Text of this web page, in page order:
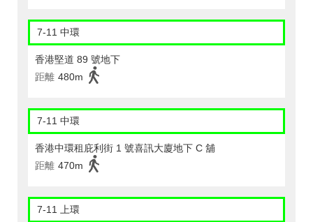
7-11 中環
香港堅道 89 號地下
距離 480m
7-11 中環
香港中環租庇利街 1 號喜訊大廈地下 C 舖
距離 470m
7-11 上環